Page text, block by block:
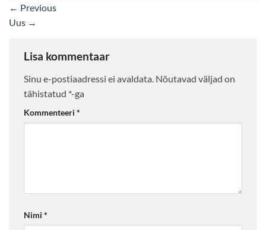
← Previous
Uus →
Lisa kommentaar
Sinu e-postiaadressi ei avaldata. Nõutavad väljad on
tähistatud *-ga
Kommenteeri *
Nimi *